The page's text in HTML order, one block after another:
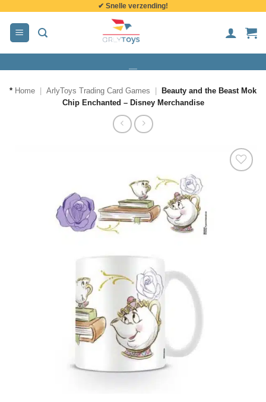
inhoud
✔ Snelle verzending!
* Home ArlyToys Trading Card Games
Beauty and the Beast Mok
Chip Enchanted – Disney Merchandise